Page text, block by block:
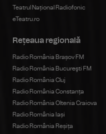
Teatrul Național Radiofonic
eTeatru.ro
Rețeaua regională
Radio România Brașov FM
Radio România Bucureşti FM
Radio România Cluj
Radio România Constanța
Radio România Oltenia Craiova
Radio România Iași
Radio România Reșița